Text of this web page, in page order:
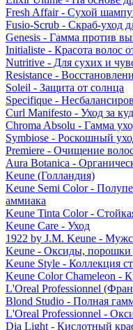
Fresh Affair - Сухой
Fusio-Scrub - Скраб-уход
Genesis - Гамма против
Initialiste - Красота волос
Nutritive - Для сухих и
Resistance -
Soleil - Защита от солнца
Specifique -
Curl Manifesto - Уход за
Chroma Absolu - Гамма
Symbiose - Роскошный
Premiere - Очищение
Aura Botanica -
Keune (Голландия)
Keune Semi Color -
аммиака
Keune Tinta Color -
Keune Care - Уход
1922 by J.M. Keune -
Keune - Оксиды, порошки
Keune Style - Коллекция
Keune Color Chameleon -
L'Oreal Professionnel
Blond Studio - Полная
L'Oreal Professionnel -
Dia Light - Кислотный